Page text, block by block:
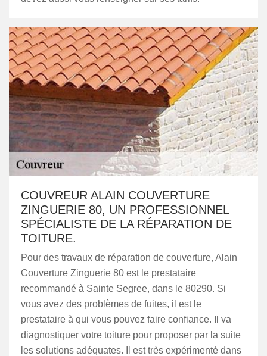
COUVREUR ALAIN COUVERTURE
ZINGUERIE 80, UN PROFESSIONNEL
SPÉCIALISTE DE LA RÉPARATION DE
TOITURE.
Pour des travaux de réparation de couverture, Alain
Couverture Zinguerie 80 est le prestataire
recommandé à Sainte Segree, dans le 80290. Si
vous avez des problèmes de fuites, il est le
prestataire à qui vous pouvez faire confiance. Il va
diagnostiquer votre toiture pour proposer par la suite
les solutions adéquates. Il est très expérimenté dans